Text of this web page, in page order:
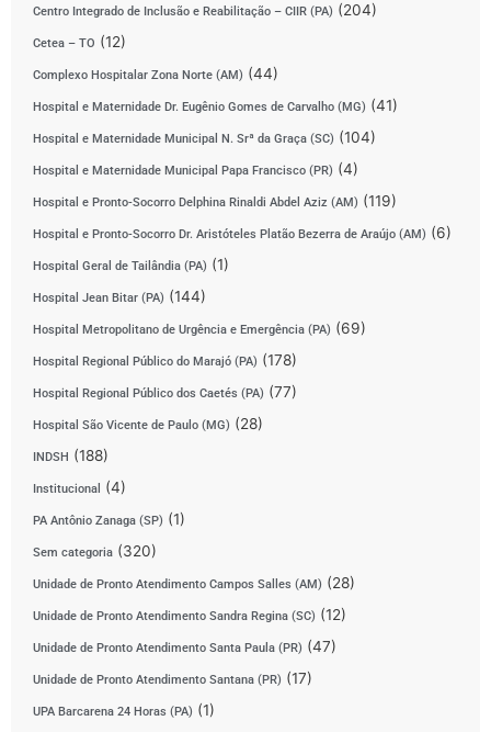
Centro Integrado de Inclusão e Reabilitação – CIIR (PA) (204)
Cetea – TO (12)
Complexo Hospitalar Zona Norte (AM) (44)
Hospital e Maternidade Dr. Eugênio Gomes de Carvalho (MG) (41)
Hospital e Maternidade Municipal N. Srª da Graça (SC) (104)
Hospital e Maternidade Municipal Papa Francisco (PR) (4)
Hospital e Pronto-Socorro Delphina Rinaldi Abdel Aziz (AM) (119)
Hospital e Pronto-Socorro Dr. Aristóteles Platão Bezerra de Araújo (AM) (6)
Hospital Geral de Tailândia (PA) (1)
Hospital Jean Bitar (PA) (144)
Hospital Metropolitano de Urgência e Emergência (PA) (69)
Hospital Regional Público do Marajó (PA) (178)
Hospital Regional Público dos Caetés (PA) (77)
Hospital São Vicente de Paulo (MG) (28)
INDSH (188)
Institucional (4)
PA Antônio Zanaga (SP) (1)
Sem categoria (320)
Unidade de Pronto Atendimento Campos Salles (AM) (28)
Unidade de Pronto Atendimento Sandra Regina (SC) (12)
Unidade de Pronto Atendimento Santa Paula (PR) (47)
Unidade de Pronto Atendimento Santana (PR) (17)
UPA Barcarena 24 Horas (PA) (1)